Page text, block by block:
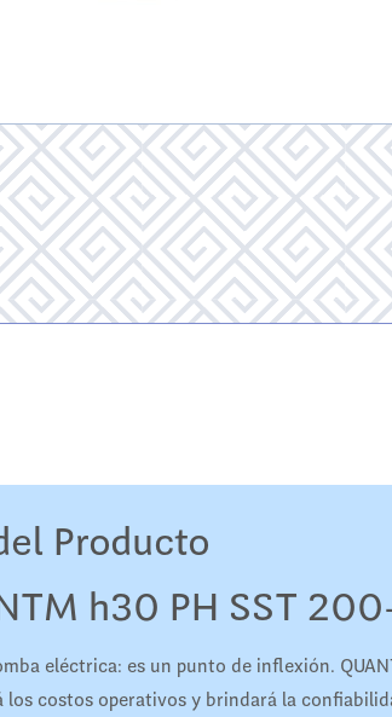
Producto
h30 PH SST
eléctrica: es un punto de inflexión.
costos operativos y brindará la